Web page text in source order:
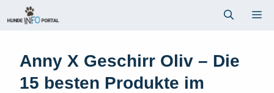
Inhalt
Anny X Geschirr Oliv – Die
15 besten Produkte im